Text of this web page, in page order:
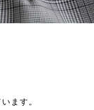
ます。